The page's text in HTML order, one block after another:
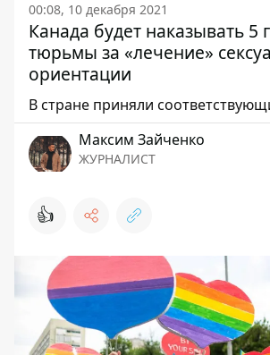
00:08, 10 декабря 2021
Канада будет наказывать 5
тюрьмы за «лечение»
ориентации
В стране приняли
Максим Зайченко
ЖУРНАЛИСТ
👍